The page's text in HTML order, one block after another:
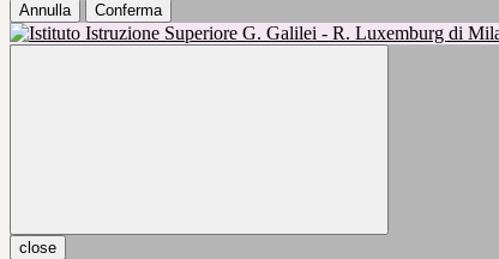
Annulla Conferma
close